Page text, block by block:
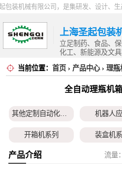
上海圣起包装
立足制药、食品、
化工、新能源及文
当前位置： 首页 › 产品中心› 理瓶
全自动理瓶机
机器人
开箱机系列 装盒机
贴标机系列 旋盖机
产品介绍 流量
其他定制自动化
封箱机系列
开箱机系列
装盒机系列